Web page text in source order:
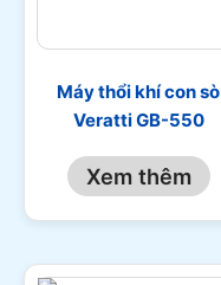
Máy thổi khí con sò
Veratti GB-550
Xem thêm